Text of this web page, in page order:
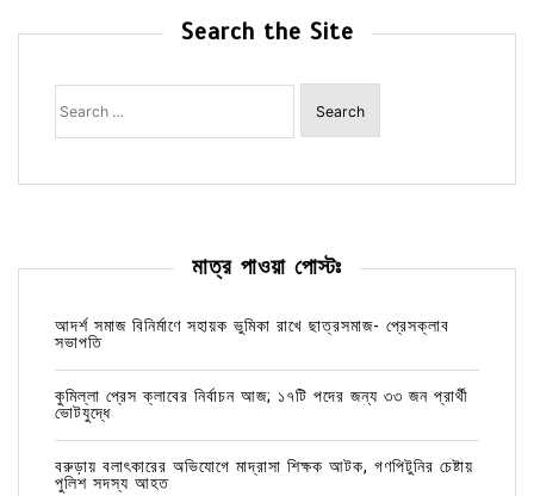
Search the Site
Search
for:
মাত্র পাওয়া পোস্টঃ
আদর্শ সমাজ বিনির্মাণে সহায়ক ভুমিকা রাখে ছাত্রসমাজ- প্রেসক্লাব
সভাপতি
কুমিল্লা প্রেস ক্লাবের নির্বাচন আজ; ১৭টি পদের জন্য ৩৩ জন প্রার্থী
ভোটযুদ্ধে
বরুড়ায় বলাৎকারের অভিযোগে মাদ্রাসা শিক্ষক আটক, গণপিটুনির চেষ্টায়
পুলিশ সদস্য আহত